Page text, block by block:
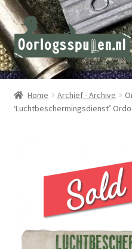
Skip
to
navigation
Skip
to
content
Winkel – Shop
Over ons – About us
Contact
Terms & Conditions –
Home Archief - Archive
‘Luchtbeschermingsdienst’